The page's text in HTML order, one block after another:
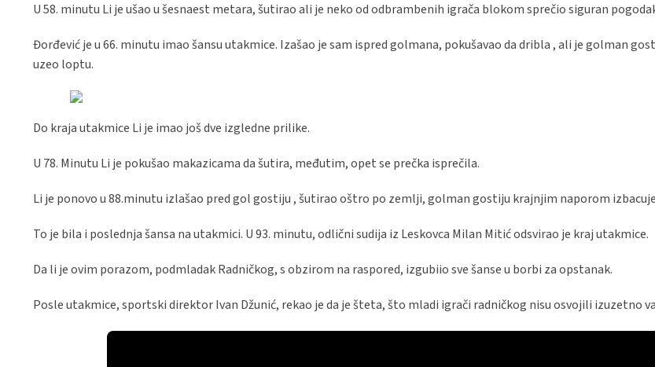
U 58. minutu Li je ušao u šesnaest metara, šutirao ali je neko od odbrambenih igrača blokom sprečio siguran
Đorđević je u 66. minutu imao šansu utakmice. Izašao je sam ispred golmana, pokušavao da dribla , ali je golman
uzeo loptu.
Do kraja utakmice Li je imao još dve izgledne prilike.
U 78. Minutu Li je pokušao makazicama da šutira, međutim, opet se prečka isprečila.
Li je ponovo u 88.minutu izlašao pred gol gostiju , šutirao oštro po zemlji, golman gostiju krajnjim naporom
To je bila i poslednja šansa na utakmici. U 93. minutu, odlični sudija iz Leskovca Milan Mitić odsvirao je kraj utakmice.
Da li je ovim porazom, podmladak Radničkog, s obzirom na raspored, izgubiio sve šanse u borbi za opstanak.
Posle utakmice, sportski direktor Ivan Džunić, rekao je da je šteta, što mladi igrači radničkog nisu osvojili izuzetno